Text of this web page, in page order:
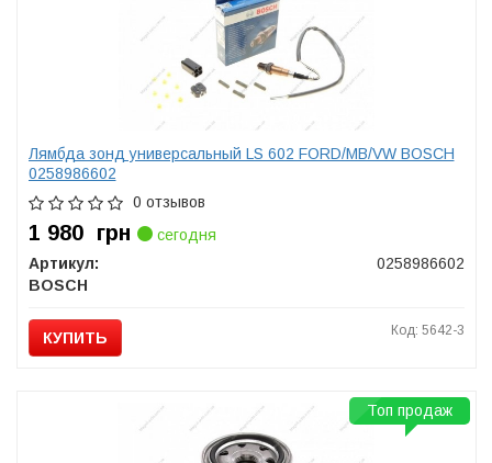
Лямбда зонд универсальный LS 602 FORD/MB/VW BOSCH
0258986602
0 отзывов
1 980 грн
сегодня
Артикул:
0258986602
BOSCH
КУПИТЬ Код: 5642-3
Топ продаж